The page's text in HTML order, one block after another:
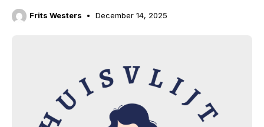
Frits Westers December 14, 2025